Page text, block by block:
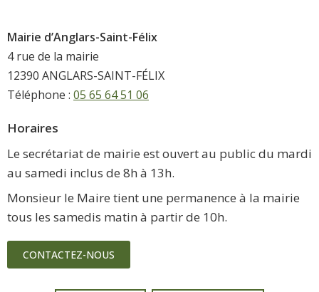
Mairie d’Anglars-Saint-Félix
4 rue de la mairie
12390 ANGLARS-SAINT-FÉLIX
Téléphone : 05 65 64 51 06
Horaires
Le secrétariat de mairie est ouvert au public du mardi
au samedi inclus de 8h à 13h.
Monsieur le Maire tient une permanence à la mairie
tous les samedis matin à partir de 10h.
CONTACTEZ-NOUS